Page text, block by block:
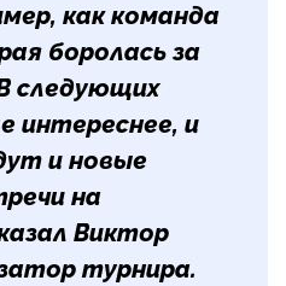
как команда
боролась за
следующих
интереснее, и
и новые
на
Виктор
турнира.